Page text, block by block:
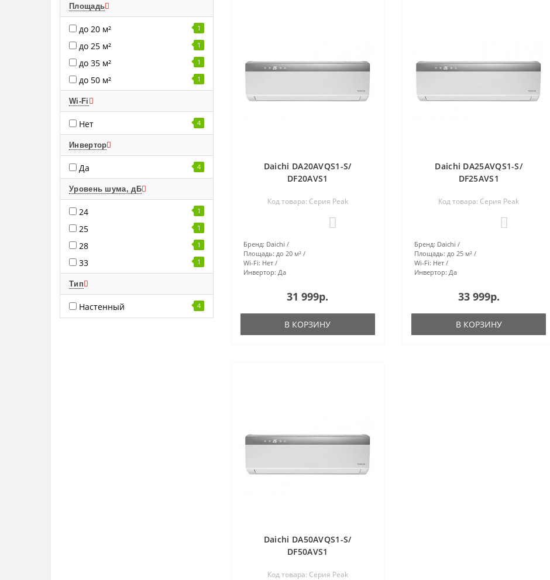
Площадь
до 20 м² 1
до 25 м² 1
до 35 м² 1
до 50 м² 1
Wi-Fi
Нет 4
Инвертор
Да 4
Уровень шума, дБ
24 1
25 1
28 1
33 1
Тип
Настенный 4
Daichi DA20AVQS1-S/
DF20AVS1
Код товара: Серия Peak
Бренд: Daichi
Площадь: до 20 м²
Wi-Fi: Нет
Инвертор: Да
31 999р.
В КОРЗИНУ
Daichi DA25AVQS1-S/
DF25AVS1
Код товара: Серия Peak
Бренд: Daichi
Площадь: до 25 м²
Wi-Fi: Нет
Инвертор: Да
33 999р.
В КОРЗИНУ
Daichi DA50AVQS1-S/
DF50AVS1
Код товара: Серия Peak